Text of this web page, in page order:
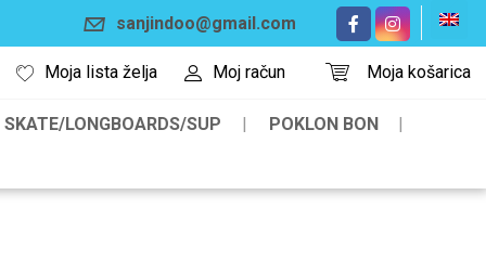
sanjindoo@gmail.com
Moja košarica
Moj račun
Moja lista želja
SKATE/LONGBOARDS/SUP
POKLON BON